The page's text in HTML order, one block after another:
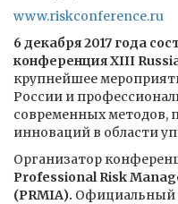
www.riskconference.ru
6 декабря 2017 года
конференция XIII
крупнейшее
России и
современных методов,
инноваций в области
Организатор
Professional Risk
(PRMIA). Официальный